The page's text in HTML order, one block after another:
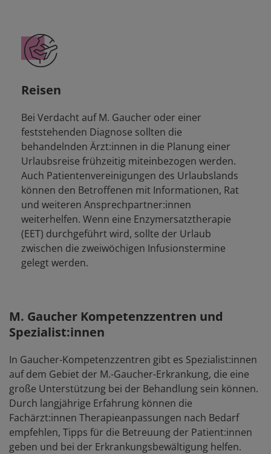
Reisen
Bei Verdacht auf M. Gaucher oder einer
feststehenden Diagnose sollten die
behandelnden Ärzt:innen in die Planung einer
Urlaubsreise frühzeitig miteinbezogen werden.
Auch Patientenvereinigungen des Urlaubslands
können den Betroffenen mit Informationen, Rat
und weiteren Ansprechpartner:innen
weiterhelfen. Wenn eine Enzymersatztherapie
(EET) durchgeführt wird, sollte der Urlaub
zwischen die zweiwöchigen Infusionstermine
gelegt werden.
M. Gaucher Kompetenzzentren und
Spezialist:innen
In Gaucher-Kompetenzzentren gibt es Spezialist:innen
auf dem Gebiet der M.-Gaucher-Erkrankung, die eine
große Unterstützung bei der Behandlung sein können.
Durch langjährige Erfahrung können die
Fachärzt:innen Therapieanpassungen nach Bedarf
empfehlen, Tipps für die Betreuung der Patient:innen
geben und bei der Erkrankungsbewältigung helfen.